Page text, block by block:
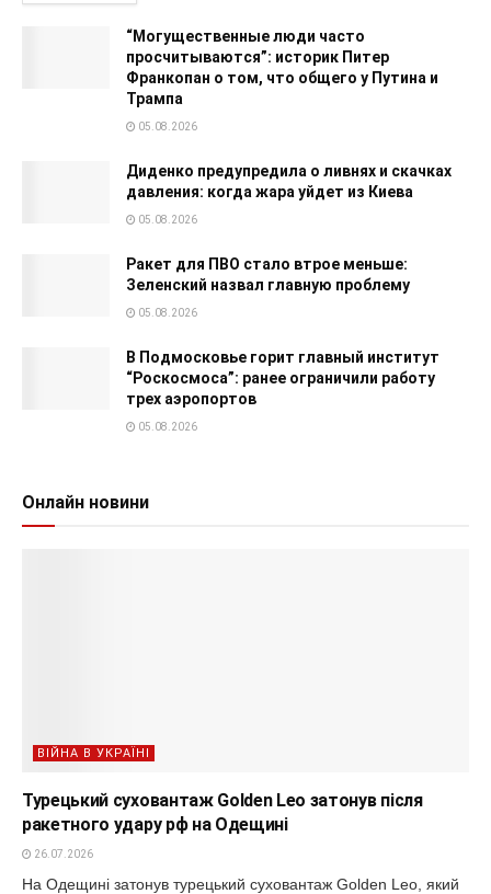
“Могущественные люди часто
просчитываются”: историк Питер
Франкопан о том, что общего у Путина и
Трампа
05.08.2026
Диденко предупредила о ливнях и скачках
давления: когда жара уйдет из Киева
05.08.2026
Ракет для ПВО стало втрое меньше:
Зеленский назвал главную проблему
05.08.2026
В Подмосковье горит главный институт
“Роскосмоса”: ранее ограничили работу
трех аэропортов
05.08.2026
Онлайн новини
ВІЙНА В УКРАЇНІ
Турецький суховантаж Golden Leo затонув після
ракетного удару рф на Одещині
26.07.2026
На Одещині затонув турецький суховантаж Golden Leo, який